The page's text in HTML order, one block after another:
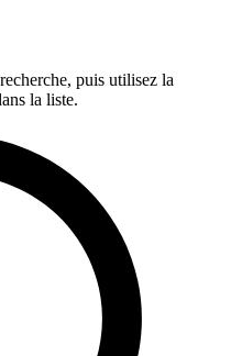
puis utilisez la
la liste.